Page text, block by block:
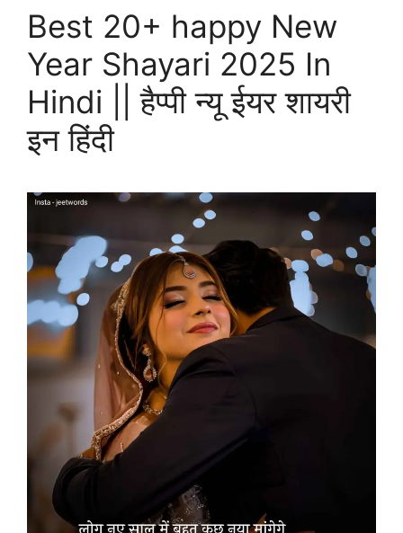
Best 20+ happy New
Year Shayari 2025 In
Hindi || हैप्पी न्यू ईयर शायरी
इन हिंदी